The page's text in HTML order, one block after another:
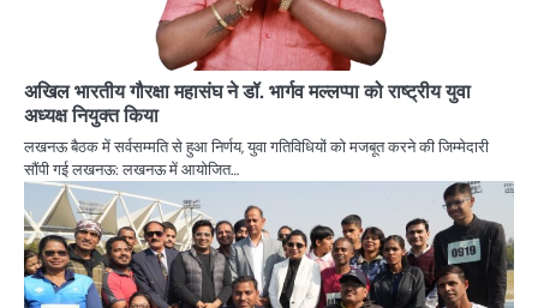
अखिल भारतीय गौरक्षा महासंघ ने डॉ. भार्गव मल्लप्पा को राष्ट्रीय युवा
अध्यक्ष नियुक्त किया
लखनऊ बैठक में सर्वसम्मति से हुआ निर्णय, युवा गतिविधियों को मजबूत करने की जिम्मेदारी
सौंपी गई लखनऊ: लखनऊ में आयोजित…